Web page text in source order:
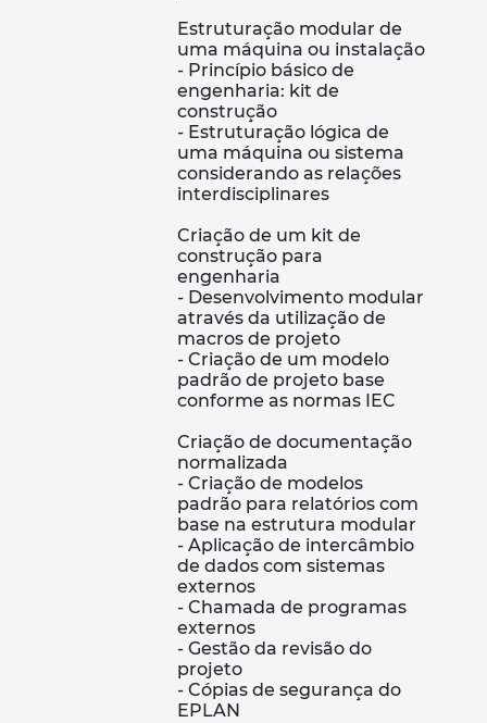
Estruturação modular de
uma máquina ou instalação
- Princípio básico de
engenharia: kit de
construção
- Estruturação lógica de
uma máquina ou sistema
considerando as relações
interdisciplinares
Criação de um kit de
construção para
engenharia
- Desenvolvimento modular
através da utilização de
macros de projeto
- Criação de um modelo
padrão de projeto base
conforme as normas IEC
Criação de documentação
normalizada
- Criação de modelos
padrão para relatórios com
base na estrutura modular
- Aplicação de intercâmbio
de dados com sistemas
externos
- Chamada de programas
externos
- Gestão da revisão do
projeto
- Cópias de segurança do
EPLAN